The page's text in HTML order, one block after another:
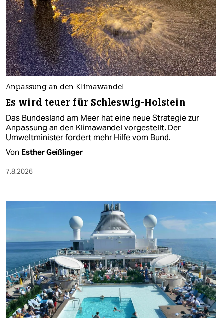
Anpassung an den Klimawandel
Es wird teuer für Schleswig-Holstein
Das Bundesland am Meer hat eine neue Strategie zur
Anpassung an den Klimawandel vorgestellt. Der
Umweltminister fordert mehr Hilfe vom Bund.
Von Esther Geißlinger
7.8.2026